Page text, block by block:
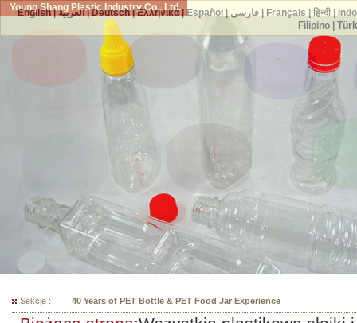
Young Shang Plastic Industry Co., Ltd.
Sekcje : 300 Mould Selections For Your PET Bottles
English|العربية|Deutsch|Ελληνικά| Español فارسی| Français हिन्दी|
Filipino|